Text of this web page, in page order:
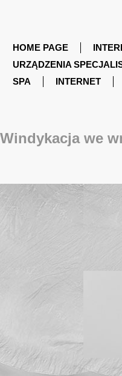
HOME PAGE
URZĄDZENIA
SPA
INTERNET
Windykacja we